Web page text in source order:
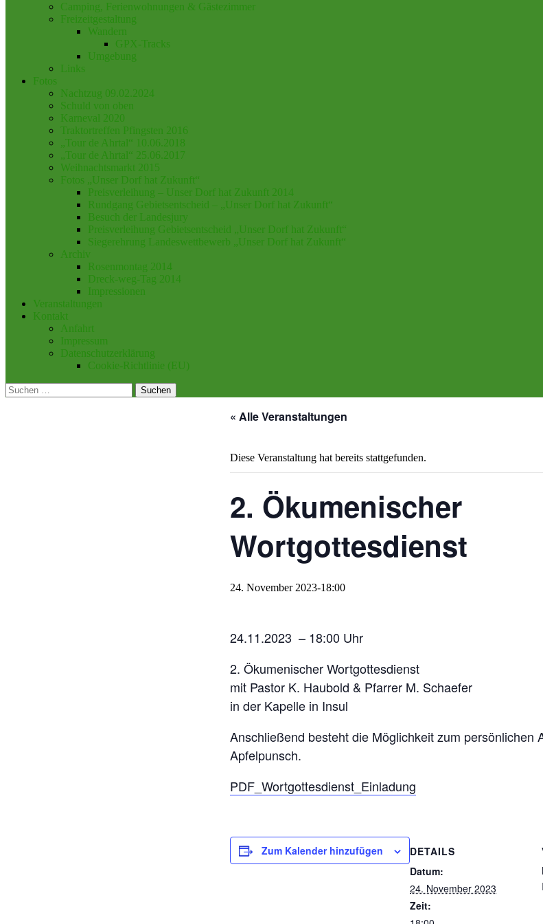
Camping, Ferienwohnungen & Gästezimmer
Freizeitgestaltung
Wandern
GPX-Tracks
Umgebung
Links
Fotos
Nachtzug 09.02.2024
Schuld von oben
Karneval 2020
Traktortreffen Pfingsten 2016
„Tour de Ahrtal“ 10.06.2018
„Tour de Ahrtal“ 25.06.2017
Weihnachtsmarkt 2015
Fotos „Unser Dorf hat Zukunft“
Preisverleihung – Unser Dorf hat Zukunft 2014
Rundgang Gebietsentscheid – „Unser Dorf hat Zukunft“
Besuch der Landesjury
Preisverleihung Gebietsentscheid „Unser Dorf hat Zukunft“
Siegerehrung Landeswettbewerb „Unser Dorf hat Zukunft“
Archiv
Rosenmontag 2014
Dreck-weg-Tag 2014
Impressionen
Veranstaltungen
Kontakt
Anfahrt
Impressum
Datenschutzerklärung
Cookie-Richtlinie (EU)
Suchen
nach:
« Alle Veranstaltungen
Diese Veranstaltung hat bereits stattgefunden.
2. Ökumenischer
Wortgottesdienst
24. November 2023-18:00
24.11.2023 – 18:00 Uhr
2. Ökumenischer Wortgottesdienst
mit Pastor K. Haubold & Pfarrer M. Schaefer
in der Kapelle in Insul
Anschließend besteht die Möglichkeit zum persönlichen
Apfelpunsch.
PDF_Wortgottesdienst_Einladung
Zum Kalender hinzufügen
DETAILS
Datum:
24. November 2023
Zeit: